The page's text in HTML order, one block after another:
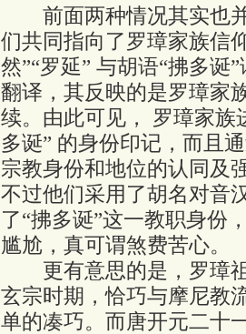
前面两种情况其实也并
们共同指向了罗璋家族信
然”“罗延” 与胡语“拂多诞
翻译，其反映的是罗璋家
续。由此可见， 罗璋家族
多诞” 的身份印记，而且
宗教身份和地位的认同及
不过他们采用了胡名对音
了“拂多诞”这一教职身份
尴尬，真可谓煞费苦心。
更有意思的是，罗璋祖
玄宗时期，恰巧与摩尼教
单的凑巧。而唐开元二十